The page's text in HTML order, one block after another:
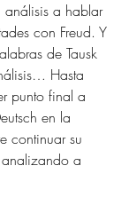
análisis a hablar
con Freud. Y
de Tausk
Hasta
punto final a
en la
continuar su
a